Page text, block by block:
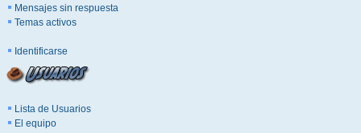
Mensajes sin respuesta
Temas activos
Identificarse
Lista de Usuarios
El equipo